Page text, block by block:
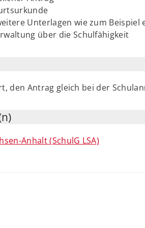
Unterlagen wie zum
über die Schulfähigkeit
den Antrag gleich bei der
Anhalt (SchulG LSA)